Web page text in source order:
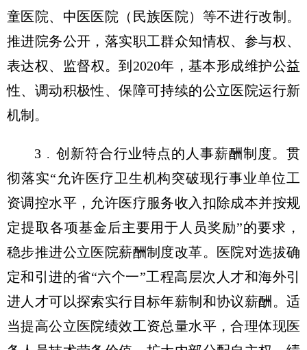
童医院、中医医院（民族医院）等不进行改制。
推进院务公开，落实职工群众知情权、参与权、
表达权、监督权。到2020年，基本形成维护公益
性、调动积极性、保障可持续的公立医院运行新
机制。
3﹒创新符合行业特点的人事薪酬制度。贯
彻落实“允许医疗卫生机构突破现行事业单位工
资调控水平，允许医疗服务收入扣除成本并按规
定提取各项基金后主要用于人员奖励”的要求，
稳步推进公立医院薪酬制度改革。医院对选拔确
定和引进的省“六个一”工程高层次人才和海外引
进人才可以探索实行目标年薪制和协议薪酬。适
当提高公立医院绩效工资总量水平，合理体现医